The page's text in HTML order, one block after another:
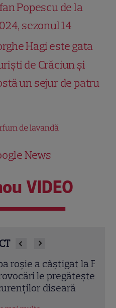
Popescu de la
sezonul 14
Hagi este gata
de Crăciun și
un sejur de patru
de lavandă
News
VIDEO
la Poftiți pe la noi!
Nea Mărin